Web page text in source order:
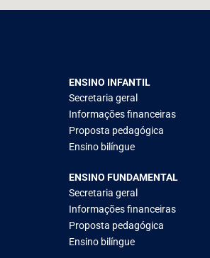
ENSINO INFANTIL
Secretaria geral
Informações financeiras
Proposta pedagógica
Ensino bilíngue
ENSINO FUNDAMENTAL
Secretaria geral
Informações financeiras
Proposta pedagógica
Ensino bilíngue